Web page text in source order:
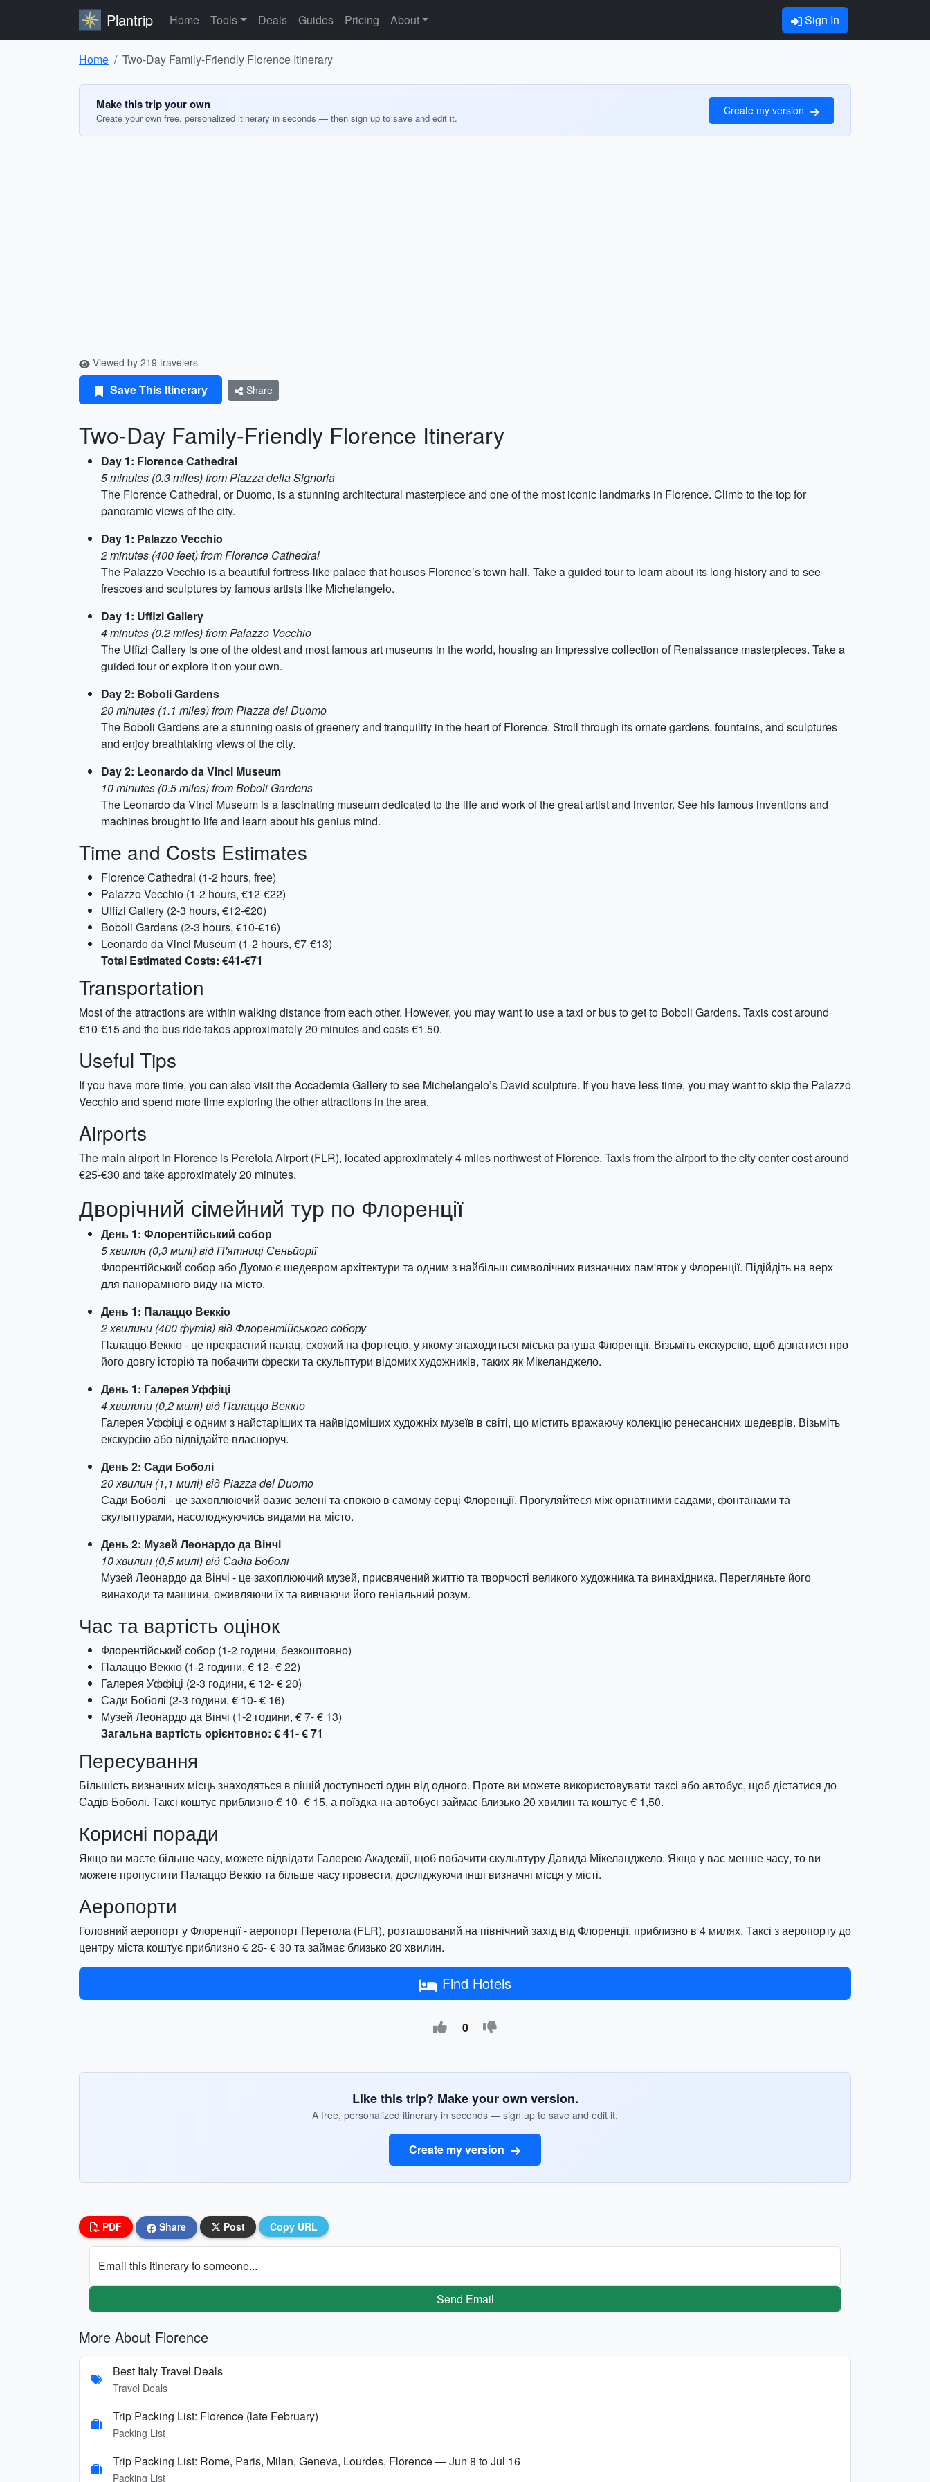
Plantrip Home Tools Deals Guides Pricing About Sign In
Home Two-Day Family-Friendly Florence Itinerary
Make this trip your own
Create your own free, personalized itinerary in seconds — then sign up to save and edit it.
Create my version
Viewed by 219 travelers
Save This Itinerary Share
Two-Day Family-Friendly Florence Itinerary
Day 1: Florence Cathedral
5 minutes (0.3 miles) from Piazza della Signoria
The Florence Cathedral, or Duomo, is a stunning architectural masterpiece and one of the most iconic landmarks in Florence. Climb to the top for
panoramic views of the city.
Day 1: Palazzo Vecchio
2 minutes (400 feet) from Florence Cathedral
The Palazzo Vecchio is a beautiful fortress-like palace that houses Florence’s town hall. Take a guided tour to learn about its long history and to see
frescoes and sculptures by famous artists like Michelangelo.
Day 1: Uffizi Gallery
4 minutes (0.2 miles) from Palazzo Vecchio
The Uffizi Gallery is one of the oldest and most famous art museums in the world, housing an impressive collection of Renaissance masterpieces. Take a
guided tour or explore it on your own.
Day 2: Boboli Gardens
20 minutes (1.1 miles) from Piazza del Duomo
The Boboli Gardens are a stunning oasis of greenery and tranquility in the heart of Florence. Stroll through its ornate gardens, fountains, and sculptures
and enjoy breathtaking views of the city.
Day 2: Leonardo da Vinci Museum
10 minutes (0.5 miles) from Boboli Gardens
The Leonardo da Vinci Museum is a fascinating museum dedicated to the life and work of the great artist and inventor. See his famous inventions and
machines brought to life and learn about his genius mind.
Time and Costs Estimates
Florence Cathedral (1-2 hours, free)
Palazzo Vecchio (1-2 hours, €12-€22)
Uffizi Gallery (2-3 hours, €12-€20)
Boboli Gardens (2-3 hours, €10-€16)
Leonardo da Vinci Museum (1-2 hours, €7-€13)
Total Estimated Costs: €41-€71
Transportation
Most of the attractions are within walking distance from each other. However, you may want to use a taxi or bus to get to Boboli Gardens. Taxis cost around
€10-€15 and the bus ride takes approximately 20 minutes and costs €1.50.
Useful Tips
If you have more time, you can also visit the Accademia Gallery to see Michelangelo’s David sculpture. If you have less time, you may want to skip the Palazzo
Vecchio and spend more time exploring the other attractions in the area.
Airports
The main airport in Florence is Peretola Airport (FLR), located approximately 4 miles northwest of Florence. Taxis from the airport to the city center cost around
€25-€30 and take approximately 20 minutes.
Дворічний сімейний тур по Флоренції
День 1: Флорентійський собор
5 хвилин (0,3 милі) від П'ятниці Сеньйорії
Флорентійський собор або Дуомо є шедевром архітектури та одним з найбільш символічних визначних пам'яток у Флоренції. Підійдіть на верх
для панорамного виду на місто.
День 1: Палаццо Веккіо
2 хвилини (400 футів) від Флорентійського собору
Палаццо Веккіо - це прекрасний палац, схожий на фортецю, у якому знаходиться міська ратуша Флоренції. Візьміть екскурсію, щоб дізнатися про
його довгу історію та побачити фрески та скульптури відомих художників, таких як Мікеланджело.
День 1: Галерея Уффіці
4 хвилини (0,2 милі) від Палаццо Веккіо
Галерея Уффіці є одним з найстаріших та найвідоміших художніх музеїв в світі, що містить вражаючу колекцію ренесансних шедеврів. Візьміть
екскурсію або відвідайте власноруч.
День 2: Сади Боболі
20 хвилин (1,1 милі) від Piazza del Duomo
Сади Боболі - це захоплюючий оазис зелені та спокою в самому серці Флоренції. Прогуляйтеся між орнатними садами, фонтанами та
скульптурами, насолоджуючись видами на місто.
День 2: Музей Леонардо да Вінчі
10 хвилин (0,5 милі) від Садів Боболі
Музей Леонардо да Вінчі - це захоплюючий музей, присвячений життю та творчості великого художника та винахідника. Перегляньте його
винаходи та машини, оживляючи їх та вивчаючи його геніальний розум.
Час та вартість оцінок
Флорентійський собор (1-2 години, безкоштовно)
Палаццо Веккіо (1-2 години, € 12- € 22)
Галерея Уффіці (2-3 години, € 12- € 20)
Сади Боболі (2-3 години, € 10- € 16)
Музей Леонардо да Вінчі (1-2 години, € 7- € 13)
Загальна вартість орієнтовно: € 41- € 71
Пересування
Більшість визначних місць знаходяться в пішій доступності один від одного. Проте ви можете використовувати таксі або автобус, щоб дістатися до
Садів Боболі. Таксі коштує приблизно € 10- € 15, а поїздка на автобусі займає близько 20 хвилин та коштує € 1,50.
Корисні поради
Якщо ви маєте більше часу, можете відвідати Галерею Академії, щоб побачити скульптуру Давида Мікеланджело. Якщо у вас менше часу, то ви
можете пропустити Палаццо Веккіо та більше часу провести, досліджуючи інші визначні місця у місті.
Аеропорти
Головний аеропорт у Флоренції - аеропорт Перетола (FLR), розташований на північний захід від Флоренції, приблизно в 4 милях. Таксі з аеропорту до
центру міста коштує приблизно € 25- € 30 та займає близько 20 хвилин.
Find Hotels
0
Like this trip? Make your own version.
A free, personalized itinerary in seconds — sign up to save and edit it.
Create my version
PDF Share Post Copy URL
Email this itinerary to someone...
Send Email
More About Florence
Best Italy Travel Deals
Travel Deals
Trip Packing List: Florence (late February)
Packing List
Trip Packing List: Rome, Paris, Milan, Geneva, Lourdes, Florence — Jun 8 to Jul 16
Packing List